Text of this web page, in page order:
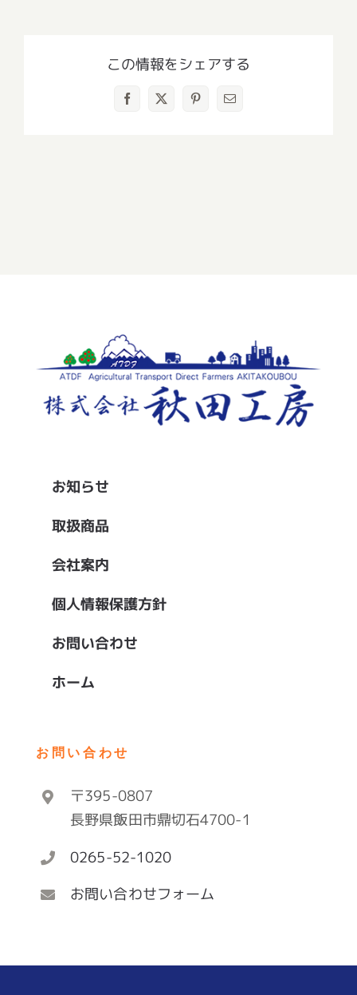
この情報をシェアする
Facebook
X Pinterest
電
お知らせ
取扱商品
会社案内
個人情報保護方針
お問い合わせ
ホーム
お問い合わせ
〒395-0807
長野県飯田市鼎切石4700-1
0265-52-1020
お問い合わせフォーム